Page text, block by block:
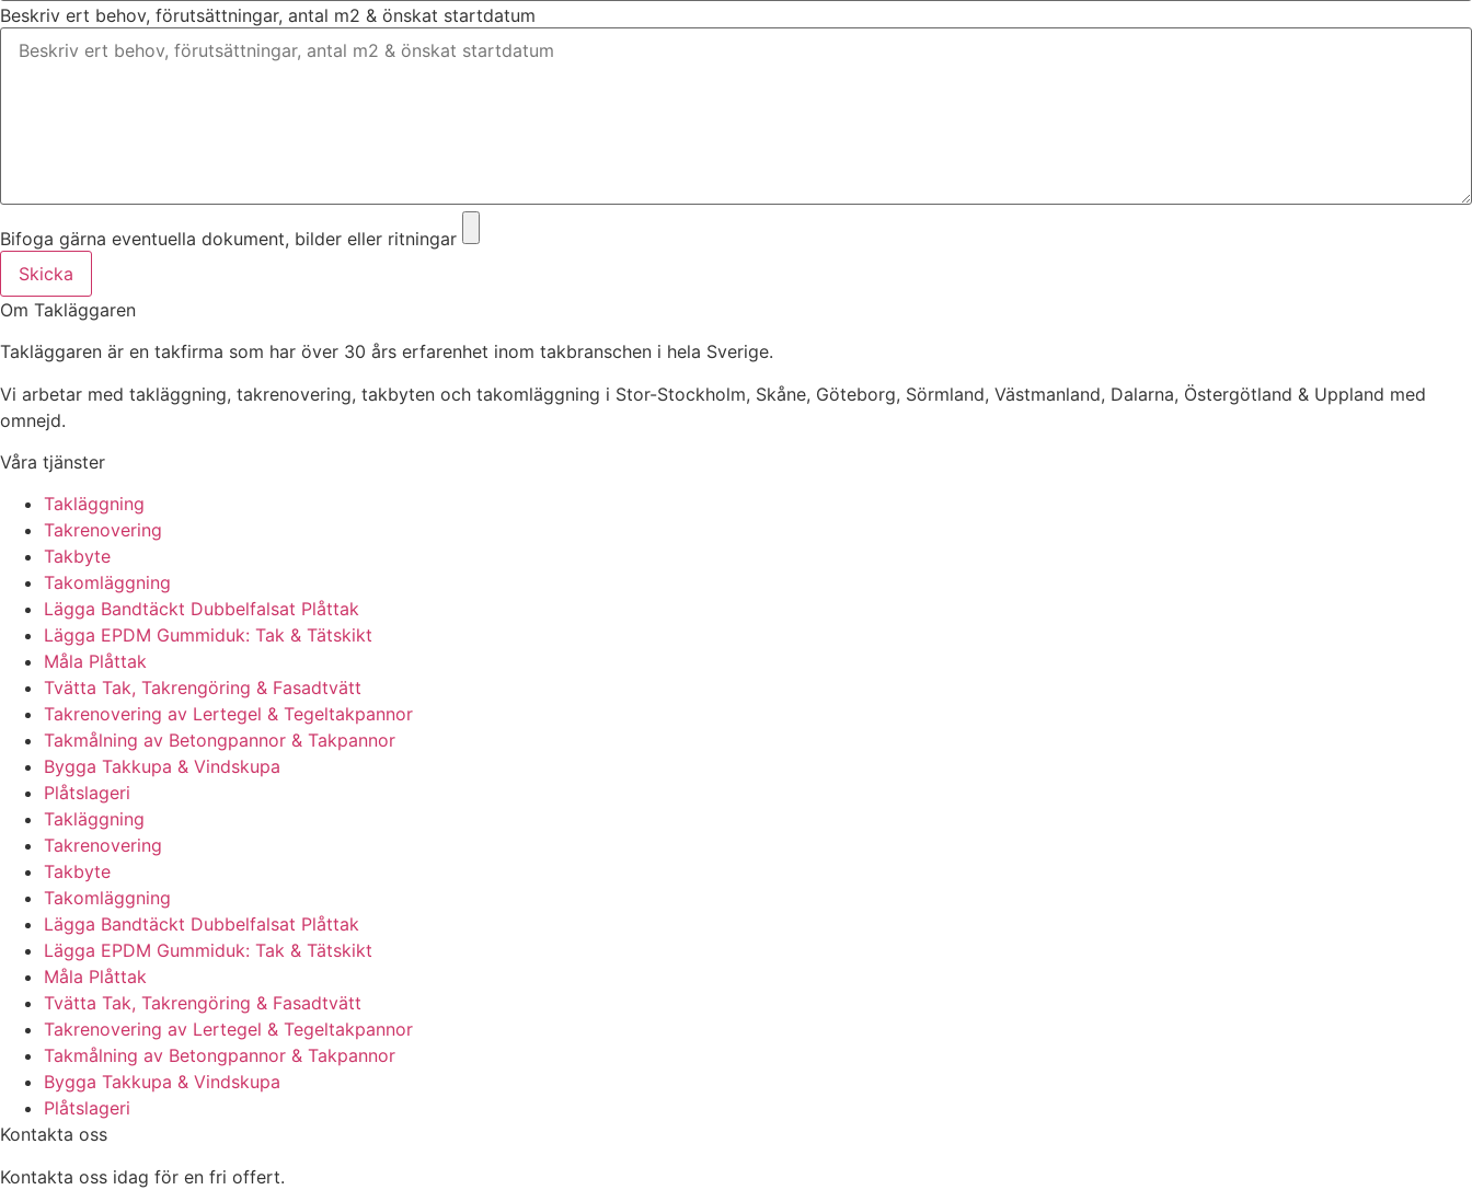
Beskriv ert behov, förutsättningar, antal m2 & önskat startdatum
Bifoga gärna eventuella dokument, bilder eller ritningar
Skicka
Om Takläggaren
Takläggaren är en takfirma som har över 30 års erfarenhet inom takbranschen i hela Sverige.
Vi arbetar med takläggning, takrenovering, takbyten och takomläggning i Stor-Stockholm, Skåne, Göteborg, Sörmland, Västmanland, Dalarna, Östergötland & Uppland med
omnejd.
Våra tjänster
Takläggning
Takrenovering
Takbyte
Takomläggning
Lägga Bandtäckt Dubbelfalsat Plåttak
Lägga EPDM Gummiduk: Tak & Tätskikt
Måla Plåttak
Tvätta Tak, Takrengöring & Fasadtvätt
Takrenovering av Lertegel & Tegeltakpannor
Takmålning av Betongpannor & Takpannor
Bygga Takkupa & Vindskupa
Plåtslageri
Takläggning
Takrenovering
Takbyte
Takomläggning
Lägga Bandtäckt Dubbelfalsat Plåttak
Lägga EPDM Gummiduk: Tak & Tätskikt
Måla Plåttak
Tvätta Tak, Takrengöring & Fasadtvätt
Takrenovering av Lertegel & Tegeltakpannor
Takmålning av Betongpannor & Takpannor
Bygga Takkupa & Vindskupa
Plåtslageri
Kontakta oss
Kontakta oss idag för en fri offert.